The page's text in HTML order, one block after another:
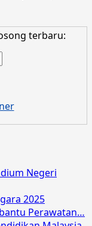
terbaru:
Negeri
2025
Perawatan…